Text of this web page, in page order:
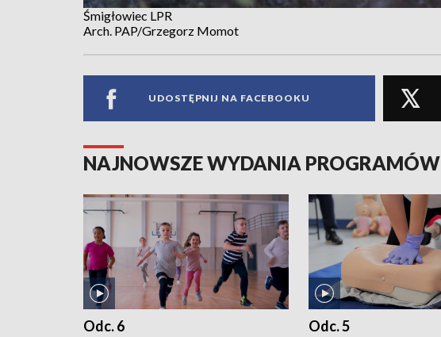
Śmigłowiec LPR
Arch. PAP/Grzegorz Momot
UDOSTĘPNIJ NA FACEBOOKU
NAJNOWSZE WYDANIA PROGRAMÓW
Odc. 6 Odc. 5